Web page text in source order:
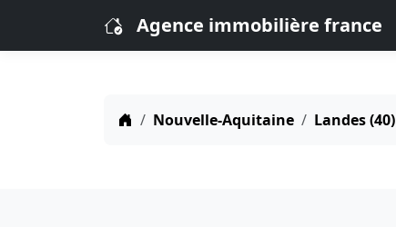
Agence immobilière france
Nouvelle-Aquitaine Landes (40)